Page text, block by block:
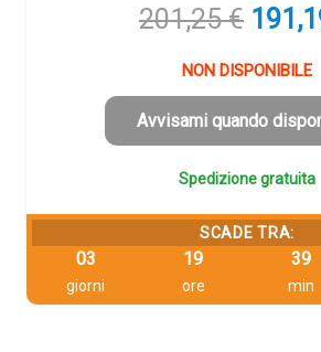
201,25€ Il
era:
NON DISPONIBILE
Avvisami quando
Spedizione gratuita
SCADE TRA:
03
giorni
19
ore
39
min